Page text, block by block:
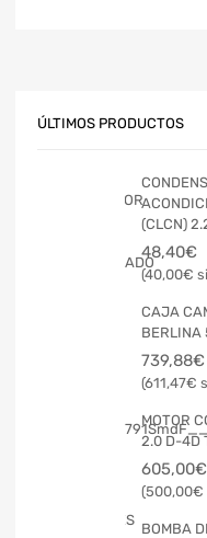
ÚLTIMOS PRODUCTOS
(CLCN)
48,40€
40,00€
CAJA
BERLINA
739,88€
611,47€
MOTOR
2.0 D-4D
605,00€
500,00€
BOMBA